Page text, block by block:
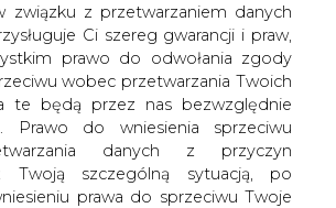
związku z przetwarzaniem danych
Ci szereg gwarancji i praw,
prawo do odwołania zgody
wobec przetwarzania Twoich
te będą przez nas bezwzględnie
Prawo do wniesienia sprzeciwu
danych z przyczyn
Twoją szczególną sytuacją, po
prawa do sprzeciwu Twoje
Chevroleta Bolta EV
poziomu,
czas rośnie